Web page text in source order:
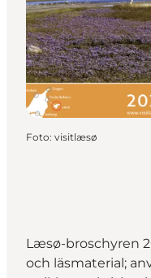
Foto: visitlæsø
Læsø-broschyren
och läsmaterial;